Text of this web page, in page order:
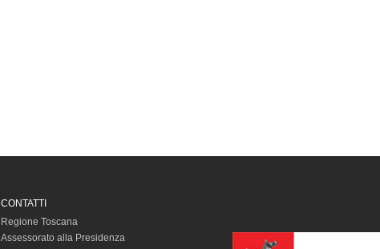
CONTATTI
Regione Toscana
Assessorato alla Presidenza